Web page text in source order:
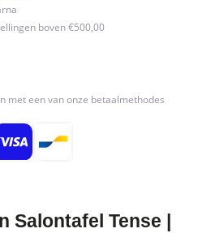
boven €500,00
met een van onze betaalmethodes
Salontafel Tense |